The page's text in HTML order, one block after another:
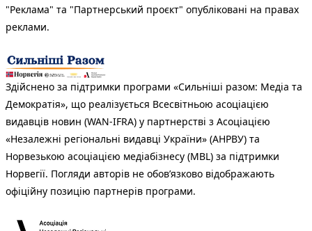
"Реклама" та "Партнерський проєкт" опубліковані на правах
реклами.
Здійснено за підтримки програми «Сильніші разом: Медіа та
Демократія», що реалізується Всесвітньою асоціацією
видавців новин (WAN-IFRA) у партнерстві з Асоціацією
«Незалежні регіональні видавці України» (АНРВУ) та
Норвезькою асоціацією медіабізнесу (MBL) за підтримки
Норвегії. Погляди авторів не обов’язково відображають
офіційну позицію партнерів програми.